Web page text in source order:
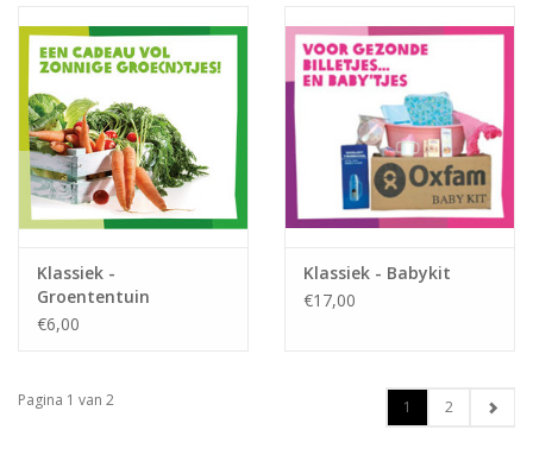
Klassiek -
Groententuin
€6,00
Klassiek - Babykit
€17,00
Pagina 1 van 2 1 2